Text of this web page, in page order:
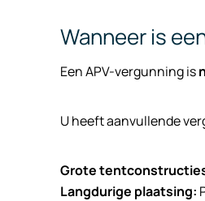
Wanneer is
Een APV-vergunning is
U heeft aanvullende
Grote
Langdurige plaatsing: